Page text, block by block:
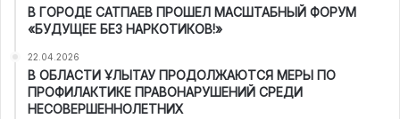
В ГОРОДЕ САТПАЕВ ПРОШЕЛ МАСШТАБНЫЙ ФОРУМ
«БУДУЩЕЕ БЕЗ НАРКОТИКОВ!»
22.04.2026
В ОБЛАСТИ ҰЛЫТАУ ПРОДОЛЖАЮТСЯ МЕРЫ ПО
ПРОФИЛАКТИКЕ ПРАВОНАРУШЕНИЙ СРЕДИ
НЕСОВЕРШЕННОЛЕТНИХ